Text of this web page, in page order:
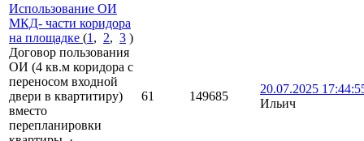
Использование ОИ
МКД- части коридора
на площадке (1 , 2, 3 )
Договор пользования
ОИ (4 кв.м коридора с
переносом входной
двери в квартитиру)
вместо
перепланировки
61 149685
20.07.2025
Ильич